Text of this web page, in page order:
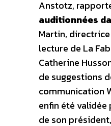
Anstotz,
auditionnées
Martin, directrice
lecture de La
Catherine
de suggestions
communication
enfin été validée
de son